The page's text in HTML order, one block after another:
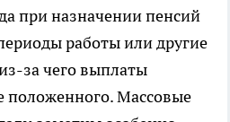
при назначении пенсий
работы или другие
за чего выплаты
положенного. Массовые